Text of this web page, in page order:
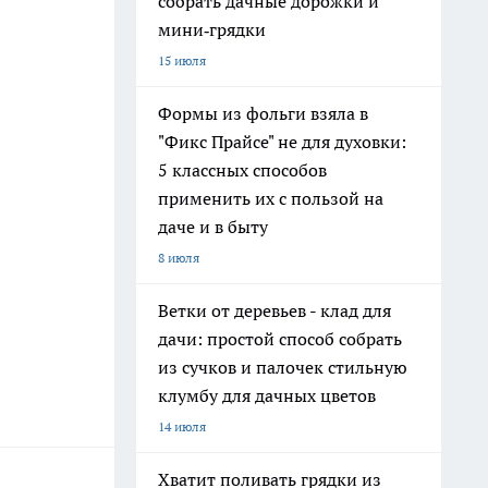
мини‑грядки
15 июля
Формы из фольги взяла в
"Фикс Прайсе" не для духовки:
5 классных способов
применить их с пользой на
даче и в быту
8 июля
Ветки от деревьев - клад для
дачи: простой способ собрать
из сучков и палочек стильную
клумбу для дачных цветов
14 июля
Хватит поливать грядки из